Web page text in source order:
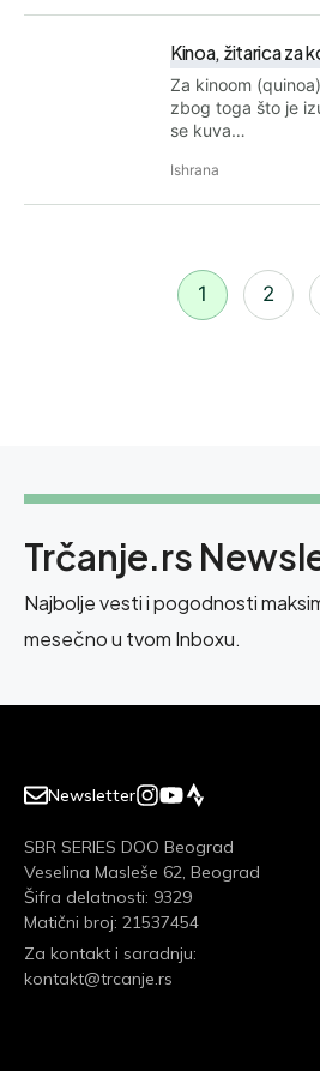
Kinoa, žitarica za
Za kinoom
zbog toga što je
se kuva…
Ishrana
1 2
Trčanje.rs
Najbolje vesti i pogodnosti
mesečno u tvom Inboxu.
Newsletter
SBR SERIES DOO Beograd
Veselina Masleše 62, Beograd
Šifra delatnosti: 9329
Matični broj: 21537454
Za kontakt i saradnju:
kontakt@trcanje.rs